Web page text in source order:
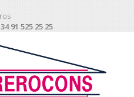
91 525 25 25